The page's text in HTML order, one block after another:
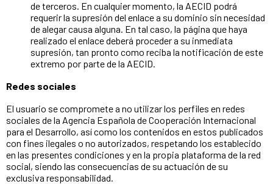
de terceros. En cualquier momento, la AECID podrá
requerir la supresión del enlace a su dominio sin necesidad
de alegar causa alguna. En tal caso, la página que haya
realizado el enlace deberá proceder a su inmediata
supresión, tan pronto como reciba la notificación de este
extremo por parte de la AECID.
Redes sociales
El usuario se compromete a no utilizar los perfiles en redes
sociales de la Agencia Española de Cooperación Internacional
para el Desarrollo, así como los contenidos en estos publicados
con fines ilegales o no autorizados, respetando los establecido
en las presentes condiciones y en la propia plataforma de la red
social, siendo las consecuencias de su actuación de su
exclusiva responsabilidad.